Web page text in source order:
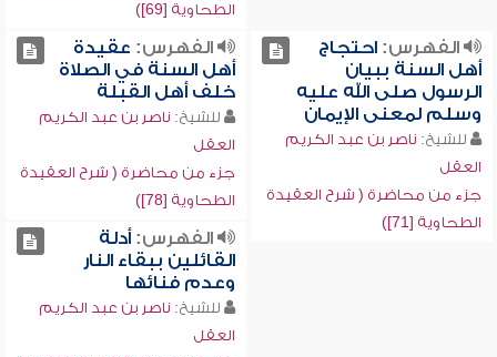
الطحاوية [69])
الفهرس:احتجاج
أهل السنة ببيان
الرسول صلى الله عليه
وسلم لمعنى الإيمان
للشيخ: ناصر بن عبد الكريم
العقل
جزء من محاضرة ( شرح العقيدة
الطحاوية [71])
الفهرس: عقيدة
أهل السنة في الصلاة
خلف أهل القبلة
للشيخ: ناصر بن عبد الكريم
العقل
جزء من محاضرة ( شرح العقيدة
الطحاوية [78])
الفهرس:أدلة
القائلين ببقاء النار
وعدم فنائها
للشيخ: ناصر بن عبد الكريم
العقل